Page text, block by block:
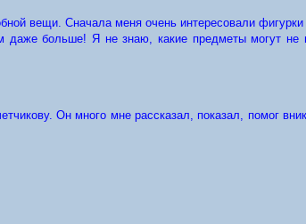
вещи. Сначала меня очень интересовали
даже больше! Я не знаю, какие предметы могут
Он много мне рассказал, показал, помог